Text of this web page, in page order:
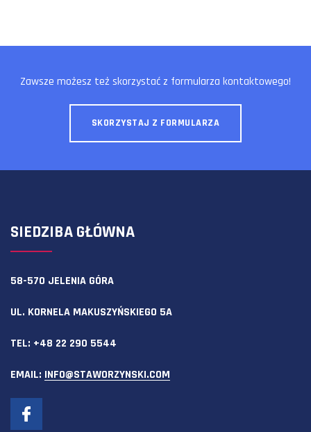
Zawsze możesz też skorzystać z formularza kontaktowego!
SKORZYSTAJ Z FORMULARZA
SIEDZIBA GŁÓWNA
58-570 JELENIA GÓRA
UL. KORNELA MAKUSZYŃSKIEGO 5A
TEL: +48 22 290 5544
EMAIL: INFO@STAWORZYNSKI.COM